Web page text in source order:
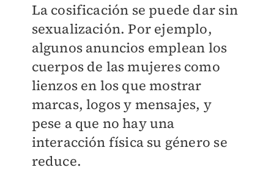
La cosificación se puede dar sin
sexualización. Por ejemplo,
algunos anuncios emplean los
cuerpos de las mujeres como
lienzos en los que mostrar
marcas, logos y mensajes, y
pese a que no hay una
interacción física su género se
reduce.